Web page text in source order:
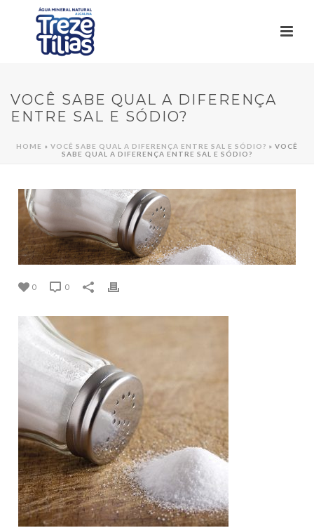
VOCÊ SABE QUAL A DIFERENÇA
ENTRE SAL E SÓDIO?
HOME » VOCÊ SABE QUAL A DIFERENÇA ENTRE SAL E SÓDIO? » VOCÊ
SABE QUAL A DIFERENÇA ENTRE SAL E SÓDIO?
0 0